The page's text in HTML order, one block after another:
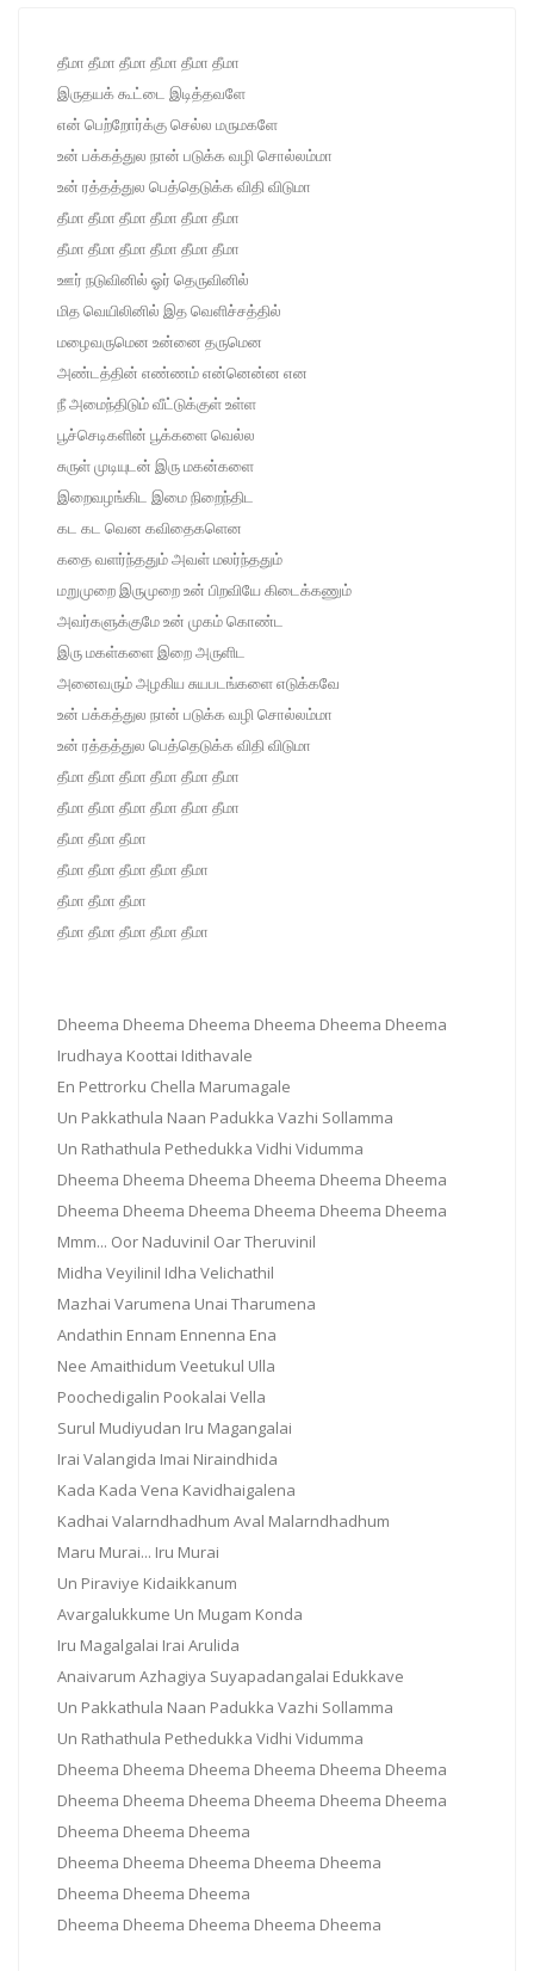
தீமா தீமா தீமா தீமா தீமா தீமா
இருதயக் கூட்டை இடித்தவளே
என் பெற்றோர்க்கு செல்ல மருமகளே
உன் பக்கத்துல நான் படுக்க வழி சொல்லம்மா
உன் ரத்தத்துல பெத்தெடுக்க விதி விடுமா
தீமா தீமா தீமா தீமா தீமா தீமா
தீமா தீமா தீமா தீமா தீமா தீமா
ஊர் நடுவினில் ஓர் தெருவினில்
மித வெயிலினில் இத வெளிச்சத்தில்
மழைவருமென உன்னை தருமென
அண்டத்தின் எண்ணம் என்னென்ன என
நீ அமைந்திடும் வீட்டுக்குள் உள்ள
பூச்செடிகளின் பூக்களை வெல்ல
சுருள் முடியுடன் இரு மகன்களை
இறைவழங்கிட இமை நிறைந்திட
கட கட வென கவிதைகளென
கதை வளர்ந்ததும் அவள் மலர்ந்ததும்
மறுமுறை இருமுறை உன் பிறவியே கிடைக்கணும்
அவர்களுக்குமே உன் முகம் கொண்ட
இரு மகள்களை இறை அருளிட
அனைவரும் அழகிய சுயபடங்களை எடுக்கவே
உன் பக்கத்துல நான் படுக்க வழி சொல்லம்மா
உன் ரத்தத்துல பெத்தெடுக்க விதி விடுமா
தீமா தீமா தீமா தீமா தீமா தீமா
தீமா தீமா தீமா தீமா தீமா தீமா
தீமா தீமா தீமா
தீமா தீமா தீமா தீமா தீமா
தீமா தீமா தீமா
தீமா தீமா தீமா தீமா தீமா
Dheema Dheema Dheema Dheema Dheema Dheema
Irudhaya Koottai Idithavale
En Pettrorku Chella Marumagale
Un Pakkathula Naan Padukka Vazhi Sollamma
Un Rathathula Pethedukka Vidhi Vidumma
Dheema Dheema Dheema Dheema Dheema Dheema
Dheema Dheema Dheema Dheema Dheema Dheema
Mmm... Oor Naduvinil Oar Theruvinil
Midha Veyilinil Idha Velichathil
Mazhai Varumena Unai Tharumena
Andathin Ennam Ennenna Ena
Nee Amaithidum Veetukul Ulla
Poochedigalin Pookalai Vella
Surul Mudiyudan Iru Magangalai
Irai Valangida Imai Niraindhida
Kada Kada Vena Kavidhaigalena
Kadhai Valarndhadhum Aval Malarndhadhum
Maru Murai... Iru Murai
Un Piraviye Kidaikkanum
Avargalukkume Un Mugam Konda
Iru Magalgalai Irai Arulida
Anaivarum Azhagiya Suyapadangalai Edukkave
Un Pakkathula Naan Padukka Vazhi Sollamma
Un Rathathula Pethedukka Vidhi Vidumma
Dheema Dheema Dheema Dheema Dheema Dheema
Dheema Dheema Dheema Dheema Dheema Dheema
Dheema Dheema Dheema
Dheema Dheema Dheema Dheema Dheema
Dheema Dheema Dheema
Dheema Dheema Dheema Dheema Dheema